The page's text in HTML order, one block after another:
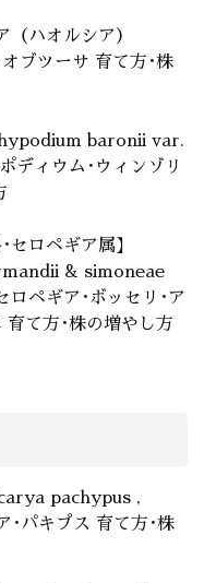
（ハオルシア）
ブツーサ 育て方･株
baronii var.
ディウム･ウィンゾリ
セロペギア属】
& simoneae
ペギア･ボッセリ･ア
育て方･株の増やし方
pachypus ,
･パキプス 育て方･株